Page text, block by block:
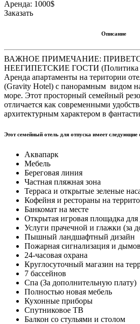
Аренда: 1000$
Заказать
Описание
ВАЖНОЕ ПРИМЕЧАНИЕ:
НЕЕГИПЕТСКИЕ ГОСТИ (Политика
Аренда апартаменты на територии
(Gravity Hotel) с панорамным видом
море. Этот просторный семейный
отличается как современными
архитектурным характером в
Этот семейный отель для отпуска имеет следующие
Аквапарк
Мебель
Береговая линия
Частная пляжная зона
Терраса и открытые зеленые
Кофейня и рестораны на
Банкомат на месте
Открытая игровая площадка для
Услуги прачечной и глажки (за
Пышный ландшафтный дизайн
Пожарная сигнализация и
24-часовая охрана
Круглосуточный магазин на
7 бассейнов
Спа (За дополнительную плату)
Полностью новая мебель
Кухонные приборы
Спутниковое ТВ
Балкон со стульями и столом